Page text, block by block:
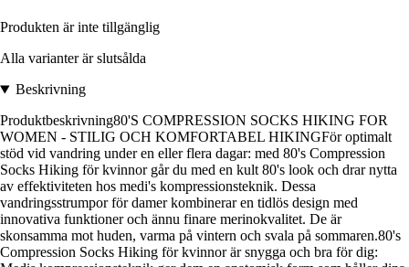
Produkten är inte tillgänglig
Alla varianter är slutsålda
Beskrivning
Produktbeskrivning80'S COMPRESSION SOCKS HIKING FOR
WOMEN - STILIG OCH KOMFORTABEL HIKINGFör optimalt
stöd vid vandring under en eller flera dagar: med 80's Compression
Socks Hiking för kvinnor går du med en kult 80's look och drar nytta
av effektiviteten hos medi's kompressionsteknik. Dessa
vandringsstrumpor för damer kombinerar en tidlös design med
innovativa funktioner och ännu finare merinokvalitet. De är
skonsamma mot huden, varma på vintern och svala på sommaren.80's
Compression Socks Hiking för kvinnor är snygga och bra för dig: